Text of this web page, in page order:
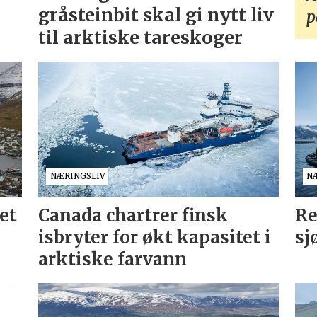
gråsteinbit skal gi nytt liv
til arktiske tareskoger
NÆRINGSLIV
Canada chartrer finsk
isbryter for økt kapasitet i
arktiske farvann